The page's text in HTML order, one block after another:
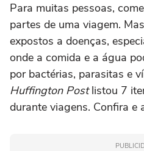
Para muitas pessoas,
partes de uma viagem.
expostos a doenças,
onde a comida e a água
por bactérias, parasitas e
Huffington Postlistou 7
durante viagens. Confira e